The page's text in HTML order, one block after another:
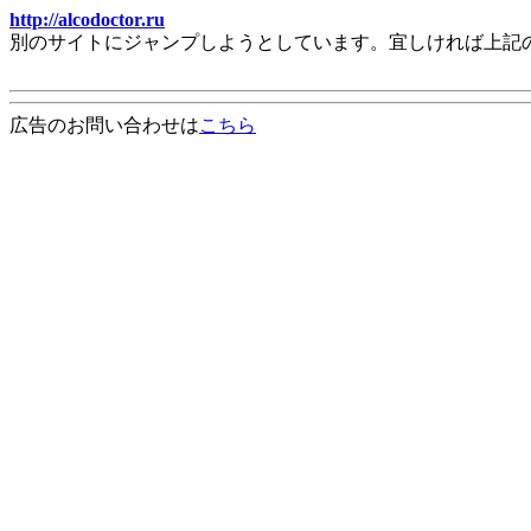
http://alcodoctor.ru
別のサイトにジャンプしようとしています。宜しければ上
広告のお問い合わせはこちら